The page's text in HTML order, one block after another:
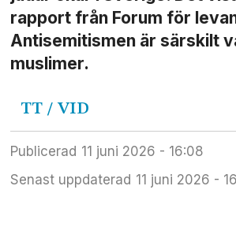
rapport från Forum för
Antisemitismen är särskilt
muslimer.
TT / VID
Publicerad
11 juni 2026 - 16:08
Senast uppdaterad
11 juni 2026 -